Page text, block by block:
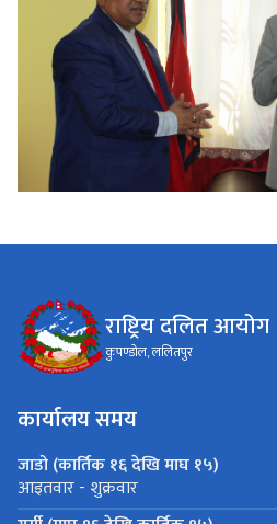
राष्ट्रिय दलित आयोग
कुपण्डोल, ललितपुर
कार्यालय समय
जाडो (कार्तिक १६ देखि माघ १५)
आइतवार - शुक्रवार